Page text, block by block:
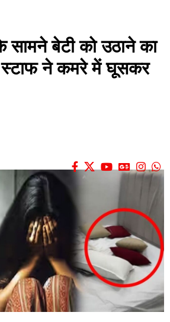
सामने बेटी को उठाने का
स्टाफ ने कमरे में घूसकर